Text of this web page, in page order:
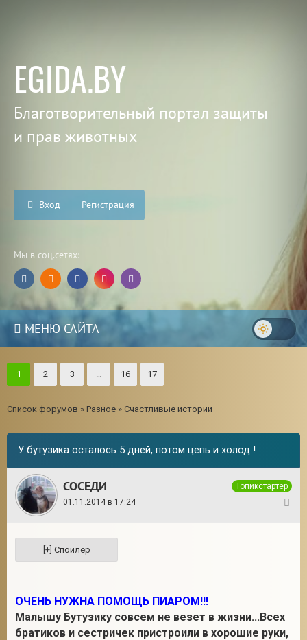
EGIDA.BY
Благотворительный портал защиты
и прав животных
Вход Регистрация
Мы в соц.сетях:
МЕНЮ САЙТА
1 2 3 … 16 17
Список форумов » Разное » Счастливые истории
У бутузика осталось 5 дней, потом цепь и холод !
СОСЕДИ
Топикстартер
01.11.2014 в 17:24
ОЧЕНЬ НУЖНА ПОМОЩЬ ПИАРОМ!!!
Малышу Бутузику совсем не везет в жизни...Всех
братиков и сестричек пристроили в хорошие руки,